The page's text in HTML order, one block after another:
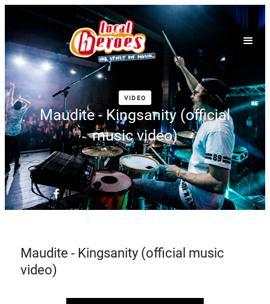
VIDEO
Maudite - Kingsanity (official
music video)
Maudite - Kingsanity (official music
video)